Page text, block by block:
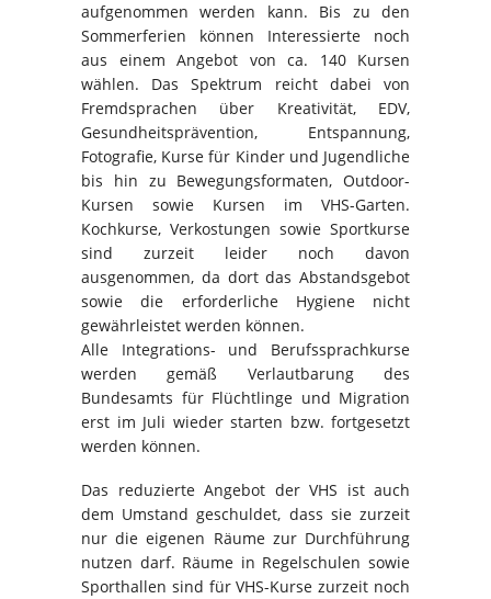
aufgenommen werden kann. Bis zu den
Sommerferien können Interessierte noch
aus einem Angebot von ca. 140 Kursen
wählen. Das Spektrum reicht dabei von
Fremdsprachen über Kreativität, EDV,
Gesundheitsprävention, Entspannung,
Fotografie, Kurse für Kinder und Jugendliche
bis hin zu Bewegungsformaten, Outdoor-
Kursen sowie Kursen im VHS-Garten.
Kochkurse, Verkostungen sowie Sportkurse
sind zurzeit leider noch davon
ausgenommen, da dort das Abstandsgebot
sowie die erforderliche Hygiene nicht
gewährleistet werden können.
Alle Integrations- und Berufssprachkurse
werden gemäß Verlautbarung des
Bundesamts für Flüchtlinge und Migration
erst im Juli wieder starten bzw. fortgesetzt
werden können.
Das reduzierte Angebot der VHS ist auch
dem Umstand geschuldet, dass sie zurzeit
nur die eigenen Räume zur Durchführung
nutzen darf. Räume in Regelschulen sowie
Sporthallen sind für VHS-Kurse zurzeit noch